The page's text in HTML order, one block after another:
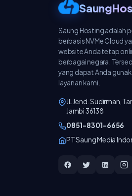
Saung Hosting adalah
berbasis NVMe Cloud
website Anda tetap
berbagai negara.
yang dapat Anda
layanan kami.
JL Jend. Sudirman,
Jambi 36138
0851-8301-6656
PT Saung Media